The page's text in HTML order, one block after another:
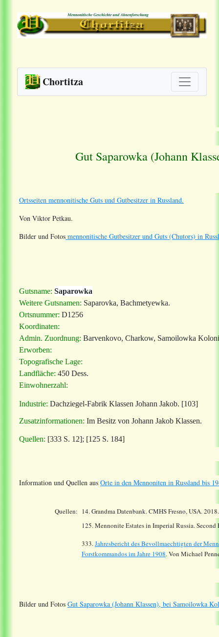
Chortitza
Gut Saparowka (Johann
Ortsseiten mennonitische Guts und Gutbesitzer in Russland.
Von Viktor Petkau.
Bilder und Fotos mennonitische Gutbesitzer und Guts (Chutors) in
Gutsname: Saparowka
Weitere Gutsnamen: Saparovka, Bachmetyewka.
Ortsnummer: D1256
Koordinaten:
Admin. Zuordnung: Barvenkovo, Charkow, Samoilowka
Erworben:
Topografische Lage:
Landfläche: 450 Dess.
Einwohnerzahl:
Industrie: Dachziegel-Fabrik Klassen Johann Jakob. [103]
Zusatzinformationen: Im Besitz von Johann Jakob Klassen.
Quellen: [333 S. 12]; [125 S. 184]
Information und Quellen aus Orte in den Mennoniten in Russland bis
Quellen: 14.Grandma Datenbank. CMHS Fresno, USA.
125. Mennonite Estates in Imperial Russia.
333.Jahresbericht des Bevollmaechtigten der
Forstkommandos im Jahre 1908. Von Michael
Bilder und Fotos Gut Saparowka (Johann Klassen), bei Samoilowka